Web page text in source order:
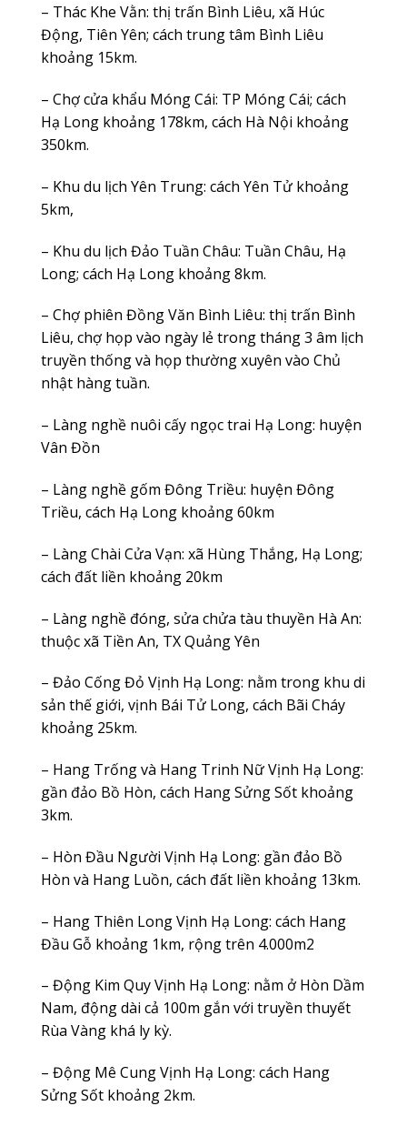
– Thác Khe Vằn: thị trấn Bình Liêu, xã Húc
Động, Tiên Yên; cách trung tâm Bình Liêu
khoảng 15km.
– Chợ cửa khẩu Móng Cái: TP Móng Cái; cách
Hạ Long khoảng 178km, cách Hà Nội khoảng
350km.
– Khu du lịch Yên Trung: cách Yên Tử khoảng
5km,
– Khu du lịch Đảo Tuần Châu: Tuần Châu, Hạ
Long; cách Hạ Long khoảng 8km.
– Chợ phiên Đồng Văn Bình Liêu: thị trấn Bình
Liêu, chợ họp vào ngày lẻ trong tháng 3 âm lịch
truyền thống và họp thường xuyên vào Chủ
nhật hàng tuần.
– Làng nghề nuôi cấy ngọc trai Hạ Long: huyện
Vân Đồn
– Làng nghề gốm Đông Triều: huyện Đông
Triều, cách Hạ Long khoảng 60km
– Làng Chài Cửa Vạn: xã Hùng Thắng, Hạ Long;
cách đất liền khoảng 20km
– Làng nghề đóng, sửa chửa tàu thuyền Hà An:
thuộc xã Tiền An, TX Quảng Yên
– Đảo Cống Đỏ Vịnh Hạ Long: nằm trong khu di
sản thế giới, vịnh Bái Tử Long, cách Bãi Cháy
khoảng 25km.
– Hang Trống và Hang Trinh Nữ Vịnh Hạ Long:
gần đảo Bồ Hòn, cách Hang Sửng Sốt khoảng
3km.
– Hòn Đầu Người Vịnh Hạ Long: gần đảo Bồ
Hòn và Hang Luồn, cách đất liền khoảng 13km.
– Hang Thiên Long Vịnh Hạ Long: cách Hang
Đầu Gỗ khoảng 1km, rộng trên 4.000m2
– Động Kim Quy Vịnh Hạ Long: nằm ở Hòn Dầm
Nam, động dài cả 100m gắn với truyền thuyết
Rùa Vàng khá ly kỳ.
– Động Mê Cung Vịnh Hạ Long: cách Hang
Sửng Sốt khoảng 2km.